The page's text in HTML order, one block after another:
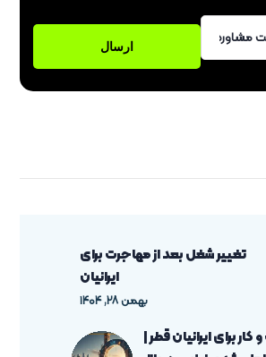
تغییر شغل بعد از مهاجرت برای
ایرانیان
بهمن ۲۸, ۱۴۰۴
برای ایرانیان قطر |